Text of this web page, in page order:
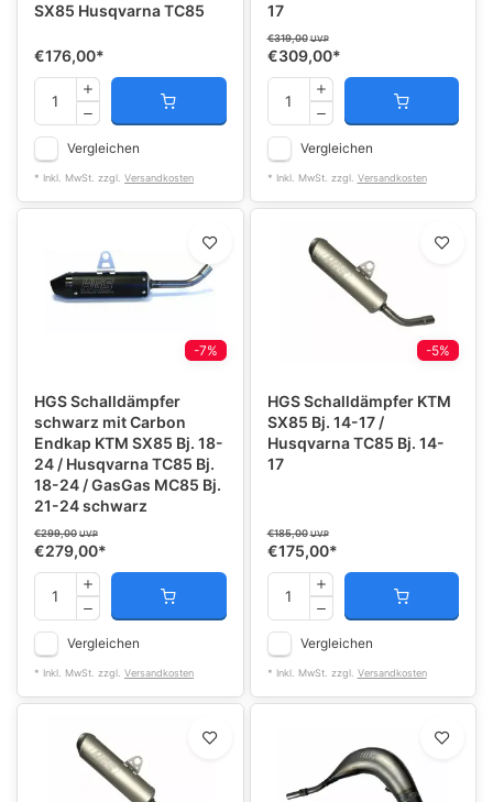
SX85 Husqvarna TC85
€176,00*
Vergleichen
* Inkl. MwSt. zzgl. Versandkosten
17
€319,00 UVP
€309,00*
Vergleichen
* Inkl. MwSt. zzgl. Versandkosten
-7%
HGS Schalldämpfer
schwarz mit Carbon
Endkap KTM SX85 Bj. 18-
24 / Husqvarna TC85 Bj.
18-24 / GasGas MC85 Bj.
21-24 schwarz
€299,00 UVP
€279,00*
Vergleichen
* Inkl. MwSt. zzgl. Versandkosten
-5%
HGS Schalldämpfer KTM
SX85 Bj. 14-17 /
Husqvarna TC85 Bj. 14-
17
€185,00 UVP
€175,00*
Vergleichen
* Inkl. MwSt. zzgl. Versandkosten